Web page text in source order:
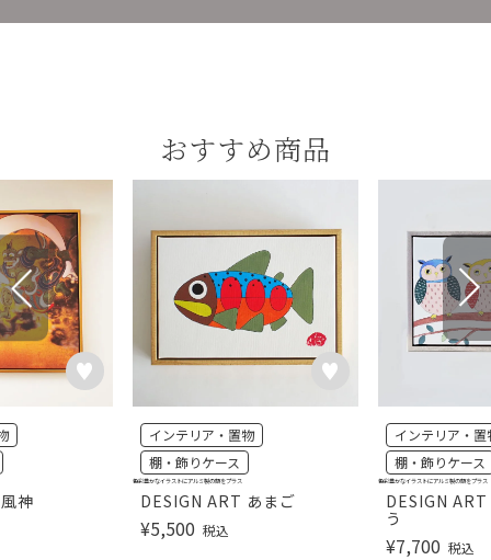
おすすめ商品
神 DESIGN ART あまご
インテリア・置物
棚・飾りケース
¥5,500 税込
色彩豊かなイラストにアルミ製の額をプラス
DESIGN
う
インテリア・置
棚・飾りケース
¥7,700 税込
色彩豊かなイラストにアルミ製の額をプラス